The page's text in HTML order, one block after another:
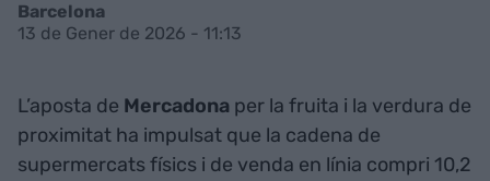
Barcelona
13 de Gener de 2026 - 11:13
L’aposta de Mercadona per la fruita i la verdura de
proximitat ha impulsat que la cadena de
supermercats físics i de venda en línia compri 10,2